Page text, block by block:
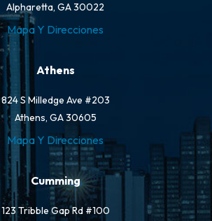
Alpharetta, GA 30022
Mapa Y Direcciones
Athens
824 S Milledge Ave #203
Athens, GA 30605
Mapa Y Direcciones
Cumming
123 Tribble Gap Rd #100